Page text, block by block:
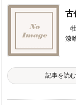
古
漆
記事を読む